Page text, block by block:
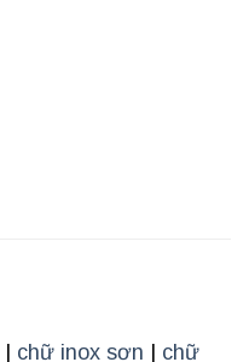
| chữ inox sơn | chữ